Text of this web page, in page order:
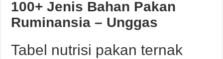
100+ Jenis Bahan Pakan
Ruminansia – Unggas
Tabel nutrisi pakan ternak